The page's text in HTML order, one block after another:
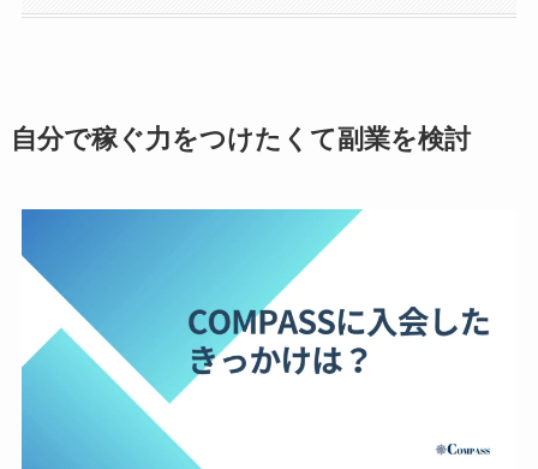
自分で稼ぐ力をつけたくて副業を検討